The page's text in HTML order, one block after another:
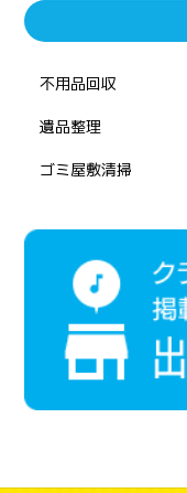
不用品回収
遺品整理
ゴミ屋敷清掃